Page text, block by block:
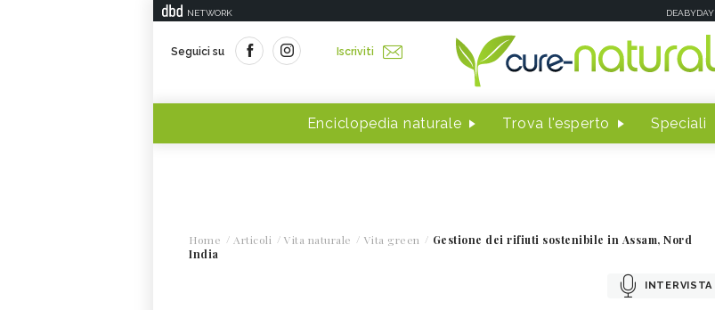
NETWORK DEABYDAY
Seguici su Iscriviti
Enciclopedia naturale Trova l'esperto Speciali
Home Articoli Vita naturale Vita green
Gestione dei rifiuti sostenibile in Assam, Nord
India
INTERVISTA